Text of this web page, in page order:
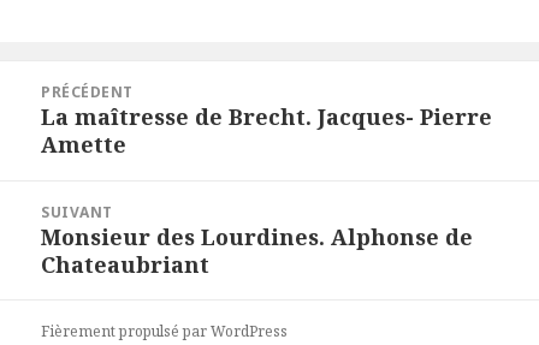
l’article
PRÉCÉDENT
Article
précédent :
La maîtresse de Brecht. Jacques- Pierre
Amette
SUIVANT
Article
suivant :
Monsieur des Lourdines. Alphonse de
Chateaubriant
Fièrement propulsé par WordPress